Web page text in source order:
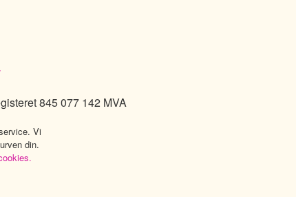
845 077 142 MVA
Vi
din.